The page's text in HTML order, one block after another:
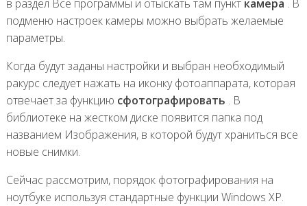
в раздел Все программы и отыскать там пункт камера . В
подменю настроек камеры можно выбрать желаемые
параметры.
Когда будут заданы настройки и выбран необходимый
ракурс следует нажать на иконку фотоаппарата, которая
отвечает за функцию сфотографировать . В
библиотеке на жестком диске появится папка под
названием Изображения, в которой будут храниться все
новые снимки.
Сейчас рассмотрим, порядок фотографирования на
ноутбуке используя стандартные функции Windows XP.